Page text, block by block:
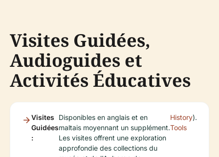
Visites Guidées,
Audioguides et
Activités Éducatives
Visites
Guidées
:
Disponibles en anglais et en
maltais moyennant un supplément.
Les visites offrent une exploration
approfondie des collections du
History
Tools
).